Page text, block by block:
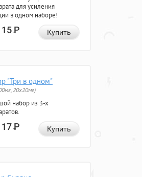
для усиления
в одном наборе!
Р Купить
"Три в одном"
20x20мг)
набор из 3-х
Р Купить